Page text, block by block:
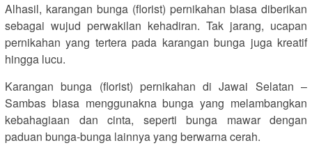
Alhasil, karangan bunga (florist) pernikahan biasa diberikan
sebagai wujud perwakilan kehadiran. Tak jarang, ucapan
pernikahan yang tertera pada karangan bunga juga kreatif
hingga lucu.
Karangan bunga (florist) pernikahan di Jawai Selatan –
Sambas biasa menggunakna bunga yang melambangkan
kebahagiaan dan cinta, seperti bunga mawar dengan
paduan bunga-bunga lainnya yang berwarna cerah.